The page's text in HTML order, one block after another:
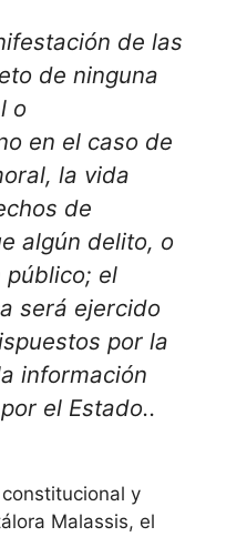
de las
de ninguna
o
en el caso de
la vida
de
algún delito, o
el
será ejercido
por la
información
el Estado..
y
Malassis, el